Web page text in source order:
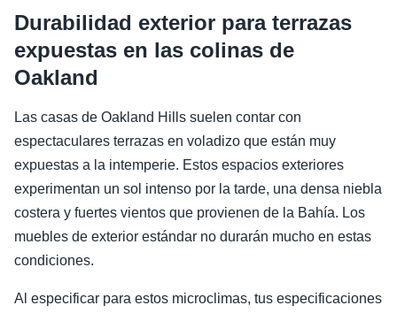
Durabilidad exterior para terrazas
expuestas en las colinas de
Oakland
Las casas de Oakland Hills suelen contar con
espectaculares terrazas en voladizo que están muy
expuestas a la intemperie. Estos espacios exteriores
experimentan un sol intenso por la tarde, una densa niebla
costera y fuertes vientos que provienen de la Bahía. Los
muebles de exterior estándar no durarán mucho en estas
condiciones.
Al especificar para estos microclimas, tus especificaciones